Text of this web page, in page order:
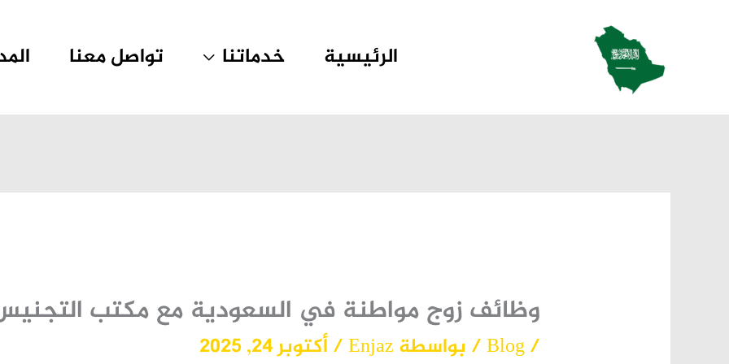
المحتوى
الرئيسية خدماتنا تواصل معنا
وظائف زوج مواطنة في السعودية مع مكتب
/
Blog/ بواسطة Enjaz
/أكتوبر 24, 2025